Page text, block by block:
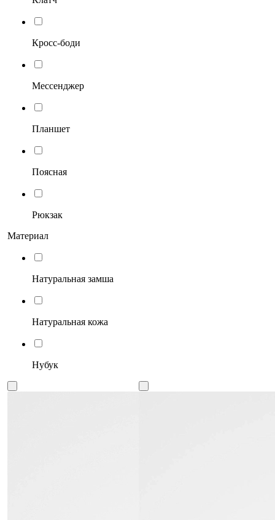
Кросс-боди
Мессенджер
Планшет
Поясная
Рюкзак
Материал
Натуральная замша
Натуральная кожа
Нубук